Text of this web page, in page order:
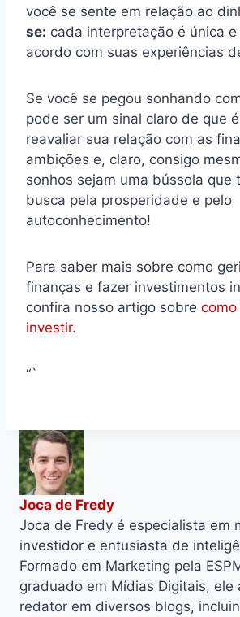
você se sente em relação ao
se: cada interpretação é única
acordo com suas experiências
Se você se pegou sonhando
pode ser um sinal claro de que
reavaliar sua relação com as
ambições e, claro, consigo
sonhos sejam uma bússola que
busca pela prosperidade e pelo
autoconhecimento!
Para saber mais sobre como
finanças e fazer investimentos
confira nosso artigo sobre como
investir.
“`
Joca de Fredy
Joca de Fredy é especialista em
investidor e entusiasta de
Formado em Marketing pela
graduado em Mídias Digitais, ele
redator em diversos blogs,